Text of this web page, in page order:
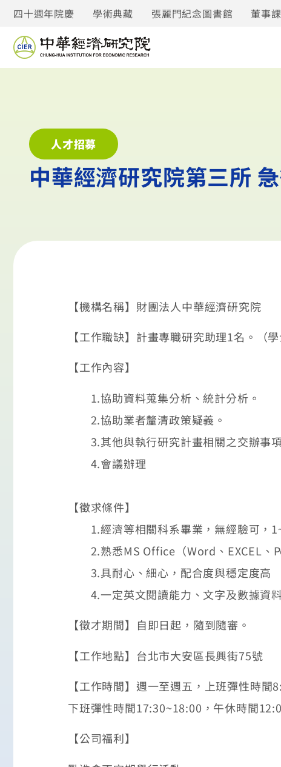
四十週年院慶 學術典藏 張麗門紀念圖書館 董事
人才招募
中華經濟研究院第三所
【機構名稱】財團法人中華經濟研究院
【工作職缺】計畫專職研究助理1名。（學
【工作內容】
1.協助資料蒐集分析、統計分析。
2.協助業者釐清政策疑義。
3.其他與執行研究計畫相關之交辦事項
4.會議辦理
【徵求條件】
1.經濟等相關科系畢業，無經驗可，
2.熟悉MS Office（Word、EXCEL、
3.具耐心、細心，配合度與穩定度高
4.一定英文閱讀能力、文字及數據資料
【徵才期間】自即日起，隨到隨審。
【工作地點】台北市大安區長興街75號
【工作時間】週一至週五，上班彈性時間
下班彈性時間17:30~18:00，午休時間
【公司福利】